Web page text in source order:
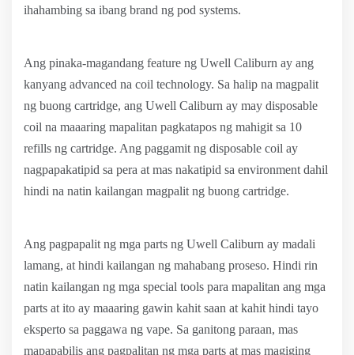
ihahambing sa ibang brand ng pod systems.
Ang pinaka-magandang feature ng Uwell Caliburn ay ang
kanyang advanced na coil technology. Sa halip na magpalit
ng buong cartridge, ang Uwell Caliburn ay may disposable
coil na maaaring mapalitan pagkatapos ng mahigit sa 10
refills ng cartridge. Ang paggamit ng disposable coil ay
nagpapakatipid sa pera at mas nakatipid sa environment dahil
hindi na natin kailangan magpalit ng buong cartridge.
Ang pagpapalit ng mga parts ng Uwell Caliburn ay madali
lamang, at hindi kailangan ng mahabang proseso. Hindi rin
natin kailangan ng mga special tools para mapalitan ang mga
parts at ito ay maaaring gawin kahit saan at kahit hindi tayo
eksperto sa paggawa ng vape. Sa ganitong paraan, mas
mapapabilis ang pagpalitan ng mga parts at mas magiging